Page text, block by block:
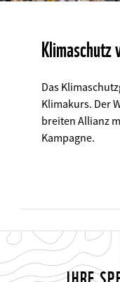
Klimaschutz
Das
Klimakurs. Der
breiten Allianz
Kampagne.